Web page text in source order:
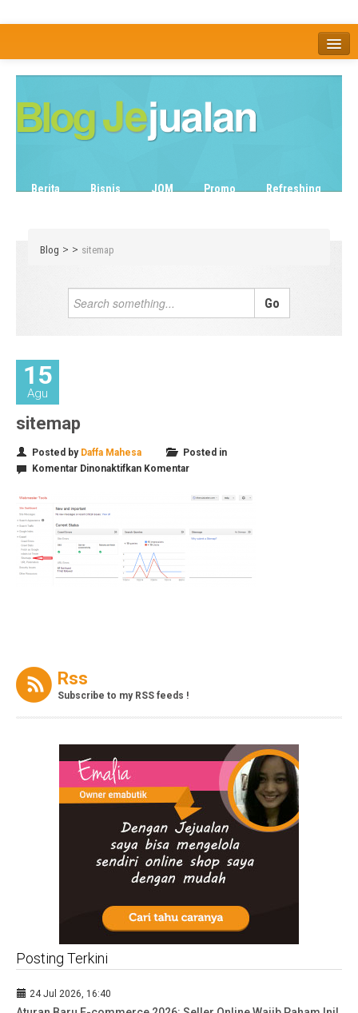
Tentang
Berita Bisnis JOM Promo
Refreshing
Blog > > sitemap
15
Agu
sitemap
Posted by Daffa Mahesa
Posted in
Komentar Dinonaktifkanpada
Komentar
Rss
Subscribe to my RSS feeds !
Posting Terkini
24 Jul 2026, 16:40